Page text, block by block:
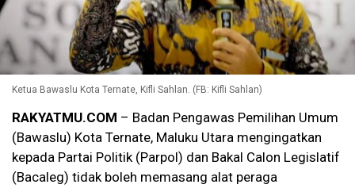
Ketua Bawaslu Kota Ternate, Kifli Sahlan. (FB: Kifli Sahlan)
RAKYATMU.COM – Badan Pengawas Pemilihan Umum
(Bawaslu) Kota Ternate, Maluku Utara mengingatkan
kepada Partai Politik (Parpol) dan Bakal Calon Legislatif
(Bacaleg) tidak boleh memasang alat peraga